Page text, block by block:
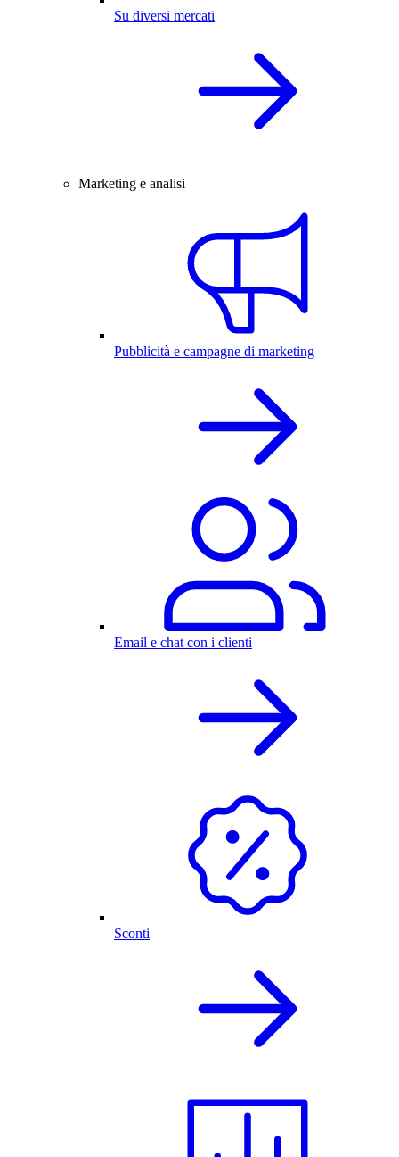
Su diversi mercati
Marketing e analisi
Pubblicità e campagne di marketing
Email e chat con i clienti
Sconti